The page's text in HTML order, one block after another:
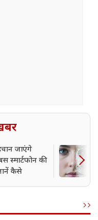
जाएंगे
स्मार्टफोन की
कैसे